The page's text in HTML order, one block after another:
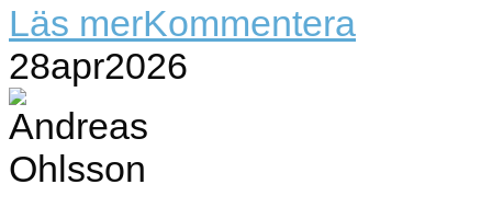
Läs merKommentera
28apr2026